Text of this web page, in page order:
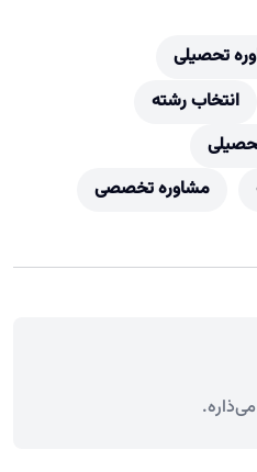
تحصیلی
انتخاب رشته
مشاوره تخصصی